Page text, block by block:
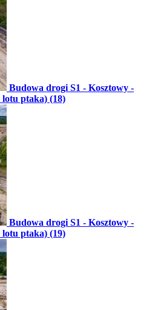
Budowa drogi S1 - Kosztowy -
lotu ptaka) (18)
Budowa drogi S1 - Kosztowy -
lotu ptaka) (19)